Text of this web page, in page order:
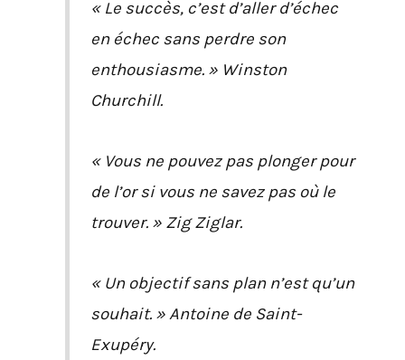
« Le succès, c’est d’aller d’échec
en échec sans perdre son
enthousiasme. » Winston
Churchill.
« Vous ne pouvez pas plonger pour
de l’or si vous ne savez pas où le
trouver. » Zig Ziglar.
« Un objectif sans plan n’est qu’un
souhait. » Antoine de Saint-
Exupéry.